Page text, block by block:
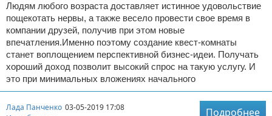
Людям любого возраста доставляет истинное удовольствие
пощекотать нервы, а также весело провести свое время в
компании друзей, получив при этом новые
впечатления.Именно поэтому создание квест-комнаты
станет воплощением перспективной бизнес-идеи. Получать
хороший доход позволит высокий спрос на такую услугу. И
это при минимальных вложениях начального
Лада Панченко 03-05-2019 17:08
Подробнее